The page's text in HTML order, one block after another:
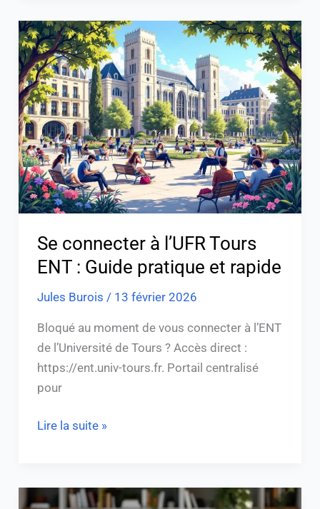
Se connecter à l’UFR Tours
ENT : Guide pratique et rapide
Jules Burois / 13 février 2026
Bloqué au moment de vous connecter à l’ENT
de l’Université de Tours ? Accès direct :
https://ent.univ-tours.fr. Portail centralisé
pour
Se
connecter
à
l’UFR
Tours
ENT
:
Guide
pratique
et
Lire la suite »
Intranet